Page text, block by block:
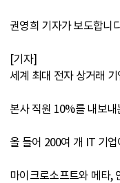
권영희 기자가 보도합니
[기자]
세계 최대 전자 상거래
본사 직원 10%를 내보내
올 들어 200여 개 IT 기
마이크로소프트와 메타,